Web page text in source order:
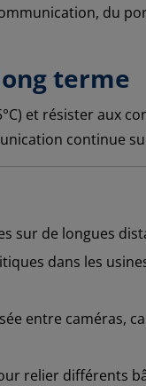
du
terme
et résister aux
continue
sur de longues
dans les
entre caméras,
relier différents